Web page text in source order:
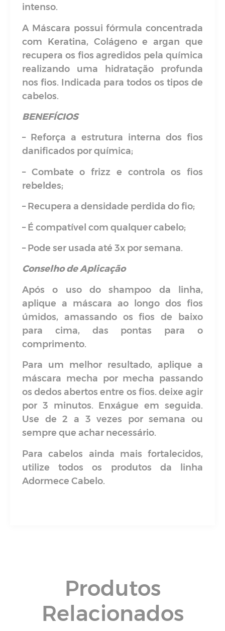
intenso.
A Máscara possui fórmula concentrada
com Keratina, Colágeno e argan que
recupera os fios agredidos pela química
realizando uma hidratação profunda
nos fios. Indicada para todos os tipos de
cabelos.
BENEFÍCIOS
– Reforça a estrutura interna dos fios
danificados por química;
– Combate o frizz e controla os fios
rebeldes;
– Recupera a densidade perdida do fio;
– É compatível com qualquer cabelo;
– Pode ser usada até 3x por semana.
Conselho de Aplicação
Após o uso do shampoo da linha,
aplique a máscara ao longo dos fios
úmidos, amassando os fios de baixo
para cima, das pontas para o
comprimento.
Para um melhor resultado, aplique a
máscara mecha por mecha passando
os dedos abertos entre os fios. deixe agir
por 3 minutos. Enxágue em seguida.
Use de 2 a 3 vezes por semana ou
sempre que achar necessário.
Para cabelos ainda mais fortalecidos,
utilize todos os produtos da linha
Adormece Cabelo.
Produtos
Relacionados